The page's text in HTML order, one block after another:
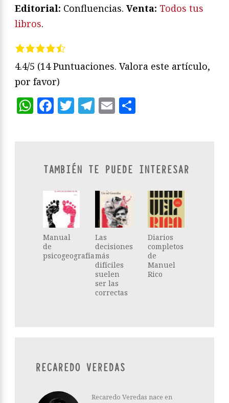
Editorial: Confluencias. Venta: Todos tus
libros.
4.4/5 (14 Puntuaciones. Valora este artículo,
por favor)
WhatsApp
Facebook
Twitter
Telegram
Email
TAMBIÉN TE PUEDE INTERESAR
Manual
de
psicogeografía
Las
decisiones
más
difíciles
suelen
ser las
correctas
Diarios
completos
de
Manuel
Rico
RECAREDO VEREDAS
Recaredo Veredas nace en